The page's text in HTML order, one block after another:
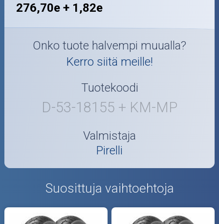
276,70e + 1,82e
Onko tuote halvempi muualla?
Kerro siitä meille!
Tuotekoodi
D-53-18155 + KM-MP
Valmistaja
Pirelli
Suosittuja vaihtoehtoja